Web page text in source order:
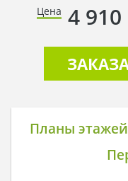
Цена 4 910
Планы этажей